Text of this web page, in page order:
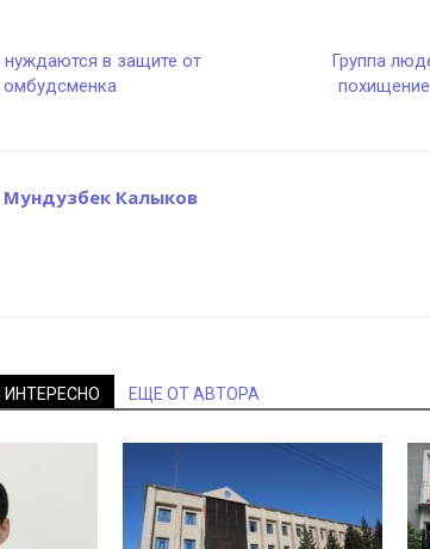
в защите от
омбудсменка
Группа
Мундузбек Калыков
ЕЩЕ ОТ АВТОРА